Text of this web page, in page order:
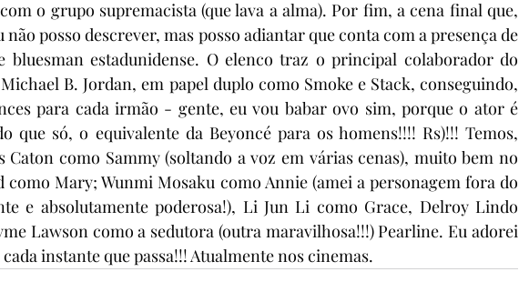
o grupo supremacista (que lava a alma). Por fim, a cena final que,
posso descrever, mas posso adiantar que conta com a presença de
bluesman estadunidense. O elenco traz o principal colaborador do
B. Jordan, em papel duplo como Smoke e Stack, conseguindo,
para cada irmão - gente, eu vou babar ovo sim, porque o ator é
que só, o equivalente da Beyoncé para os homens!!!! Rs)!!! Temos,
Caton como Sammy (soltando a voz em várias cenas), muito bem no
como Mary; Wunmi Mosaku como Annie (amei a personagem fora do
e absolutamente poderosa!), Li Jun Li como Grace, Delroy Lindo
Lawson como a sedutora (outra maravilhosa!!!) Pearline. Eu adorei
instante que passa!!! Atualmente nos cinemas.